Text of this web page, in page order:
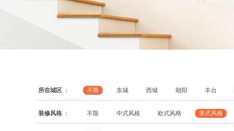
所在城区 ： 不限 东城 西城 朝阳 丰台
装修风格 ： 不限 中式风格 欧式风格 美式风格